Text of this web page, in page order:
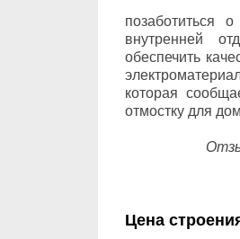
позаботиться
внутренней
обеспечить
которая
отмостку для
Цена